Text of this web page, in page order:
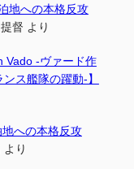
地への本格反攻
督 より
Vado -ヴァード作
ス艦隊の躍動-】
地への本格反攻
より